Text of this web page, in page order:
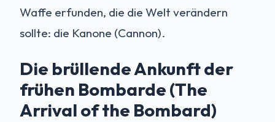
Waffe erfunden, die die Welt verändern
sollte: die Kanone (Cannon).
Die brüllende Ankunft der
frühen Bombarde (The
Arrival of the Bombard)